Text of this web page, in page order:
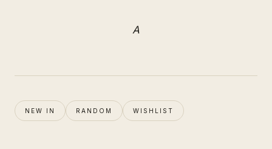
A
NEW IN RANDOM WISHLIST